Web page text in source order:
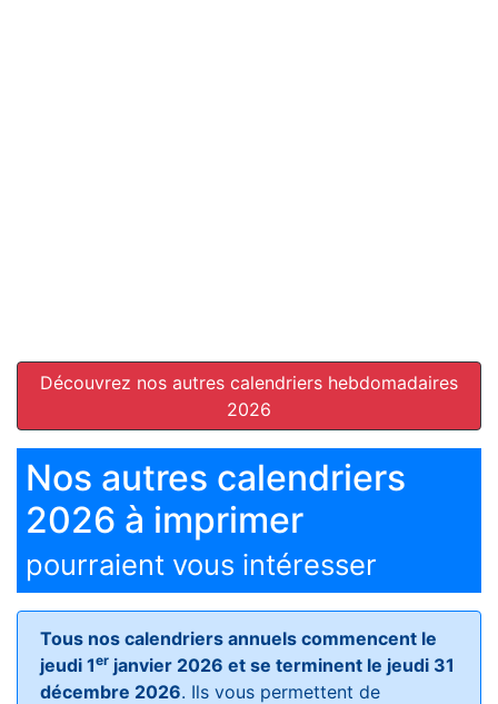
Découvrez nos autres calendriers hebdomadaires
2026
Nos autres calendriers
2026 à imprimer
pourraient vous intéresser
Tous nos calendriers annuels commencent le
jeudi 1er janvier 2026 et se terminent le jeudi 31
décembre 2026. Ils vous permettent de